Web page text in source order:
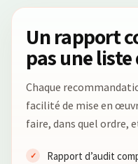
Un rapport
pas une
Chaque
facilité de mise en
faire, dans quel ordre,
Rapport d’audit